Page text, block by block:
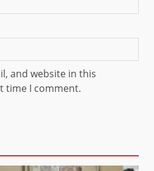
and website in this
time I comment.